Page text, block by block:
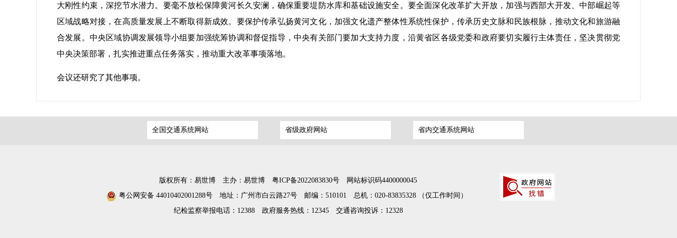
大刚性约束，深挖节水潜力。要毫不放松保障黄河长久安澜，确保重要堤防水库和基础设施安全。要全面深化改革扩大开放，加强与西部大开发、中部崛起等
区域战略对接，在高质量发展上不断取得新成效。要保护传承弘扬黄河文化，加强文化遗产整体性系统性保护，传承历史文脉和民族根脉，推动文化和旅游融
合发展。中央区域协调发展领导小组要加强统筹协调和督促指导，中央有关部门要加大支持力度，沿黄省区各级党委和政府要切实履行主体责任，坚决贯彻党
中央决策部署，扎实推进重点任务落实，推动重大改革事项落地。
会议还研究了其他事项。
全国交通系统网站 省级政府网站 省内交通系统网站
版权所有：易世博 主办：易世博 粤ICP备2022083830号
网站标识码4400000045
粤公网安备 44010402001288号
地址：广州市白云路27号 邮编：510101
总机：020-83835328 （仅工作时间）
纪检监察举报电话：12388
政府服务热线：12345 交通咨询投诉：12328